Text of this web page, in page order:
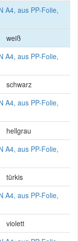
A4, aus PP-Folie,
weiß
A4, aus PP-Folie,
schwarz
A4, aus PP-Folie,
hellgrau
A4, aus PP-Folie,
türkis
A4, aus PP-Folie,
violett